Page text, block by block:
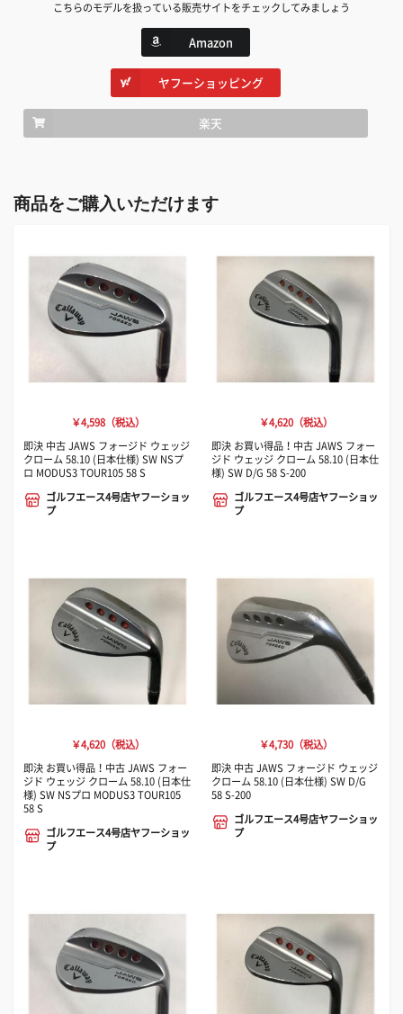
こちらのモデルを扱っている販売サイトをチェックしてみましょう
Amazon
ヤフーショッピング
楽天
商品をご購入いただけます
￥4,598（税込）
即決 中古 JAWS フォージド ウェッジ
クローム 58.10 (日本仕様) SW NSプ
ロ MODUS3 TOUR105 58 S
ゴルフエース4号店ヤフーショッ
プ
￥4,620（税込）
即決 お買い得品！中古 JAWS フォー
ジド ウェッジ クローム 58.10 (日本仕
様) SW D/G 58 S-200
ゴルフエース4号店ヤフーショッ
プ
￥4,620（税込）
即決 お買い得品！中古 JAWS フォー
ジド ウェッジ クローム 58.10 (日本仕
様) SW NSプロ MODUS3 TOUR105
58 S
ゴルフエース4号店ヤフーショッ
プ
￥4,730（税込）
即決 中古 JAWS フォージド ウェッジ
クローム 58.10 (日本仕様) SW D/G
58 S-200
ゴルフエース4号店ヤフーショッ
プ